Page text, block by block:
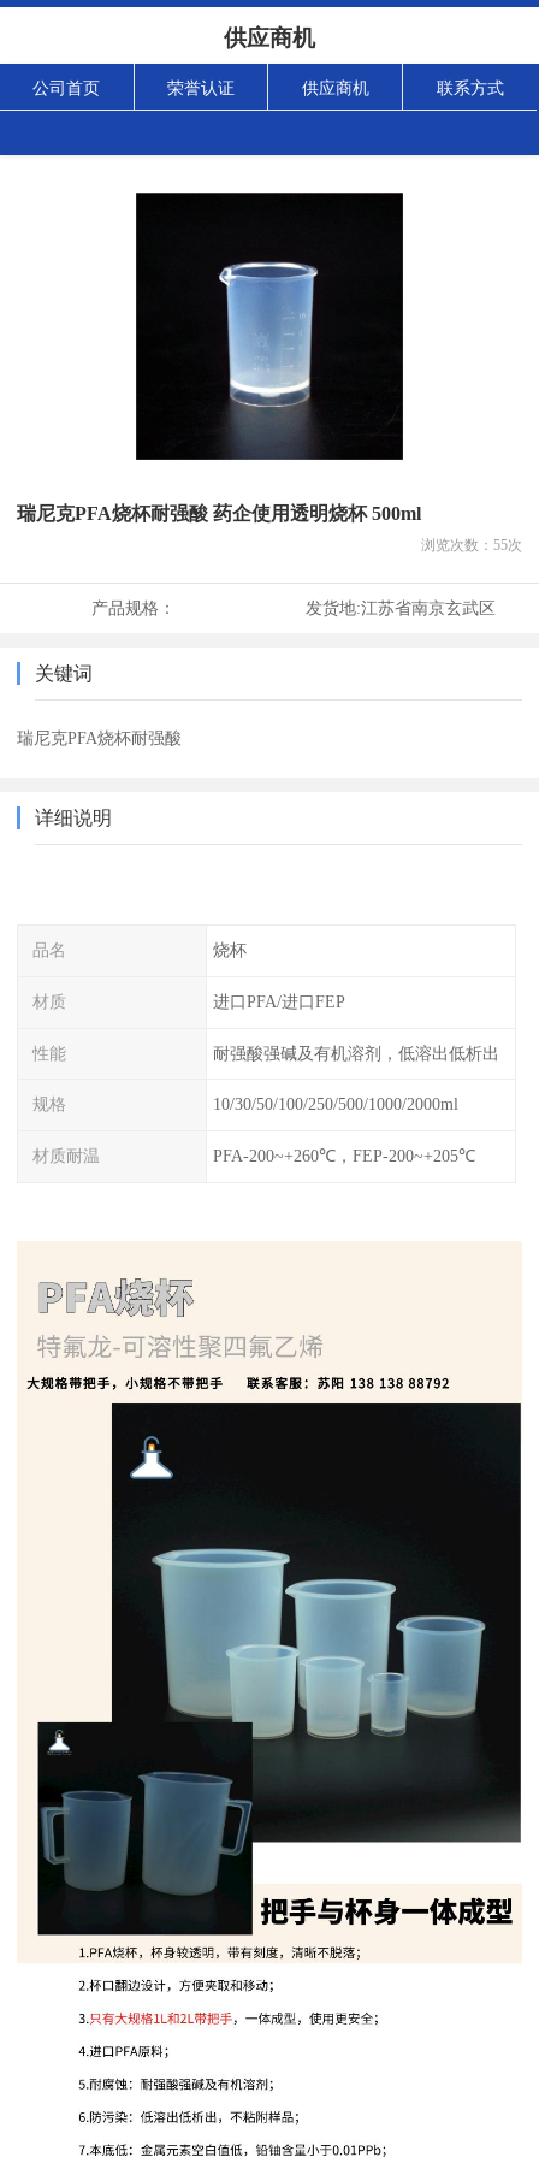
供应商机
公司首页 荣誉认证 供应商机 联系方式
瑞尼克PFA烧杯耐强酸 药企使用透明烧杯 500ml
浏览次数： 55次
产品规格： 发货地:江苏省南京玄武区
关键词
瑞尼克PFA烧杯耐强酸
详细说明
品名 烧杯
材质 进口PFA/进口FEP
性能 耐强酸强碱及有机溶剂，低溶出低析出
规格 10/30/50/100/250/500/1000/2000ml
材质耐温 PFA-200~+260℃，FEP-200~+205℃